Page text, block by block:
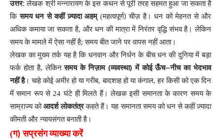
उत्तर: लेखक श्री मन्नारायण के इस कथन से पूरी तरह सहमत हुआ जा सकता है
कि समय धन से कहीं ज़्यादा अहम्(महत्वपूर्ण)चीज़ है। धन को मेहनत से और
अधिक कमाया जा सकता है, और धन की मात्रा में निरंतर वृद्धि संभव है। लेकिन
समय के मामले में ऐसा नहीं है;समय बीत जाने पर वापस नहीं आता।
लेखक का मुख्य तर्क यह है कि धनवान और निर्धन के बीच धन की दुनिया में बड़ा
फर्क होता है,लेकिन समय के निज़ाम(व्यवस्था)में कोई ऊँच–नीच का भेदभाव
नहीं है।चाहे कोई अमीर हो या गरीब,बादशाह हो या कंगाल,हर किसी को एक दिन
में समान रूप से 24घंटे ही मिलते हैं। लेखक इसी समानता के कारण समय के
साम्राज्य को आदर्श लोकतंत्र कहते हैं। यह समानता समय को धन से कहीं ज़्यादा
कीमती और न्यायसंगत बनाती है।
(ग)सप्रसंग व्याख्या करें